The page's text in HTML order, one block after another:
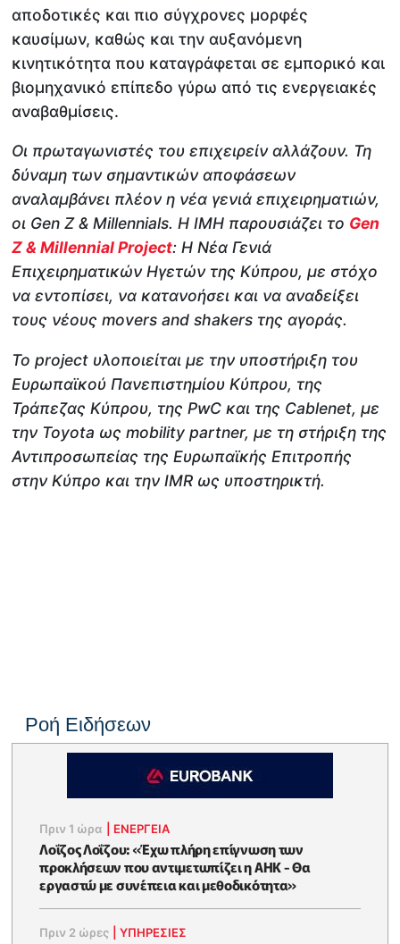
αποδοτικές και πιο σύγχρονες μορφές
καυσίμων, καθώς και την αυξανόμενη
κινητικότητα που καταγράφεται σε εμπορικό και
βιομηχανικό επίπεδο γύρω από τις ενεργειακές
αναβαθμίσεις.
Οι πρωταγωνιστές του επιχειρείν αλλάζουν. Τη
δύναμη των σημαντικών αποφάσεων
αναλαμβάνει πλέον η νέα γενιά επιχειρηματιών,
οι Gen Z & Millennials. Η IMH παρουσιάζει το Gen
Z & Millennial Project: Η Νέα Γενιά
Επιχειρηματικών Ηγετών της Κύπρου, με στόχο
να εντοπίσει, να κατανοήσει και να αναδείξει
τους νέους movers and shakers της αγοράς.
Το project υλοποιείται με την υποστήριξη του
Ευρωπαϊκού Πανεπιστημίου Κύπρου, της
Τράπεζας Κύπρου, της PwC και της Cablenet, με
την Toyota ως mobility partner, με τη στήριξη της
Αντιπροσωπείας της Ευρωπαϊκής Επιτροπής
στην Κύπρο και την IMR ως υποστηρικτή.
Ροή Ειδήσεων
Πριν 1 ώρα ΕΝΈΡΓΕΙΑ
Λοΐζος Λοΐζου: «Έχω πλήρη επίγνωση των
προκλήσεων που αντιμετωπίζει η ΑΗΚ - Θα
εργαστώ με συνέπεια και μεθοδικότητα»
Πριν 2 ώρες |ΥΠΗΡΕΣΙΕΣ